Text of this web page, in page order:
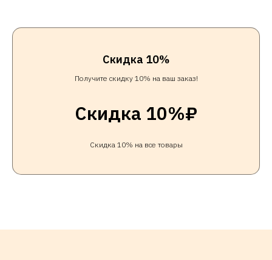
Скидка 10%
Получите скидку 10% на ваш заказ!
Скидка 10%₽
Скидка 10% на все товары